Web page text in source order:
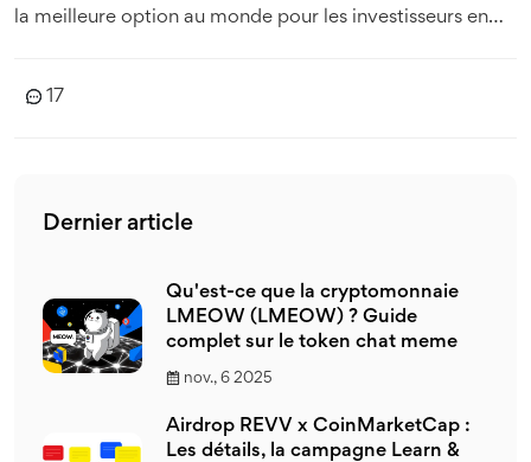
la meilleure option au monde pour les investisseurs en
17
Dernier article
Qu'est-ce que la cryptomonnaie
LMEOW (LMEOW) ? Guide
complet sur le token chat meme
nov., 6 2025
Airdrop REVV x CoinMarketCap :
Les détails, la campagne Learn &